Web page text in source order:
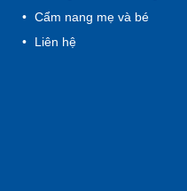
Cẩm nang mẹ và bé
Liên hệ